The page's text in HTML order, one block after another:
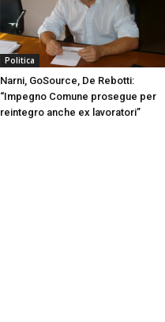
Politica
Narni, GoSource, De Rebotti:
“Impegno Comune prosegue per
reintegro anche ex lavoratori”